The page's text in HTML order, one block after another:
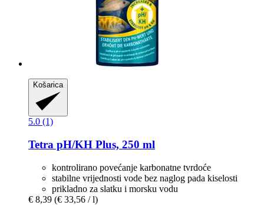
Košarica
5.0 (1)
Tetra pH/KH Plus, 250 ml
kontrolirano povećanje karbonatne tvrdoće
stabilne vrijednosti vode bez naglog pada kiselosti
prikladno za slatku i morsku vodu
€ 8,39 (€ 33,56 / l)